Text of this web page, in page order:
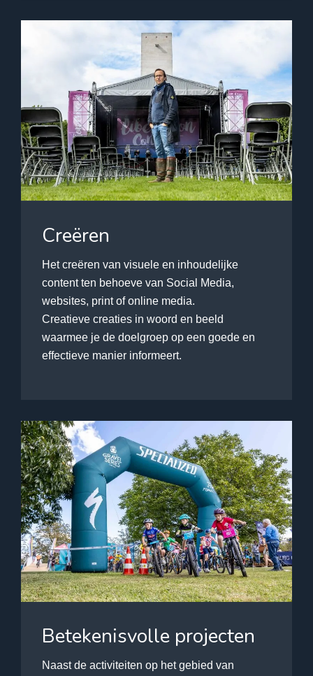
Creëren
Het creëren van visuele en inhoudelijke
content ten behoeve van Social Media,
websites, print of online media.
Creatieve creaties in woord en beeld
waarmee je de doelgroep op een goede en
effectieve manier informeert.
Betekenisvolle projecten
Naast de activiteiten op het gebied van